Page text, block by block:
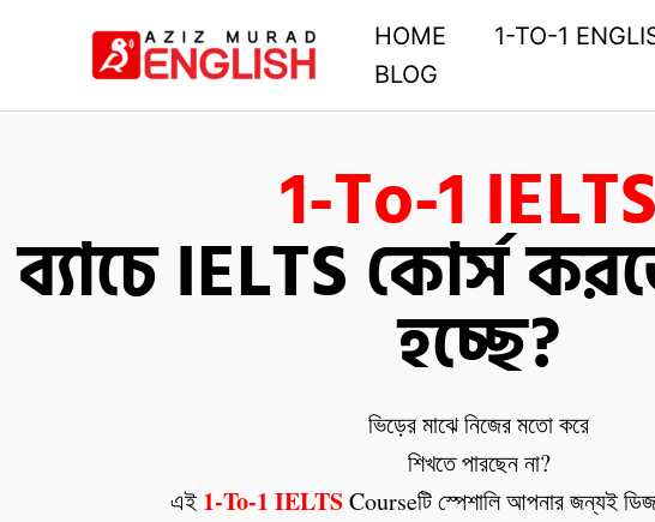
HOME 1-TO-1
BLOG
1-To-1
ব্যাচে IELTS কোর্স
হচ্ছে?
ভিড়ের মাঝে নিজের মতো করে
শিখতে পারছেন না?
এই1-To-1 IELTSCourseটি স্পেশালি আপনার জন্যই